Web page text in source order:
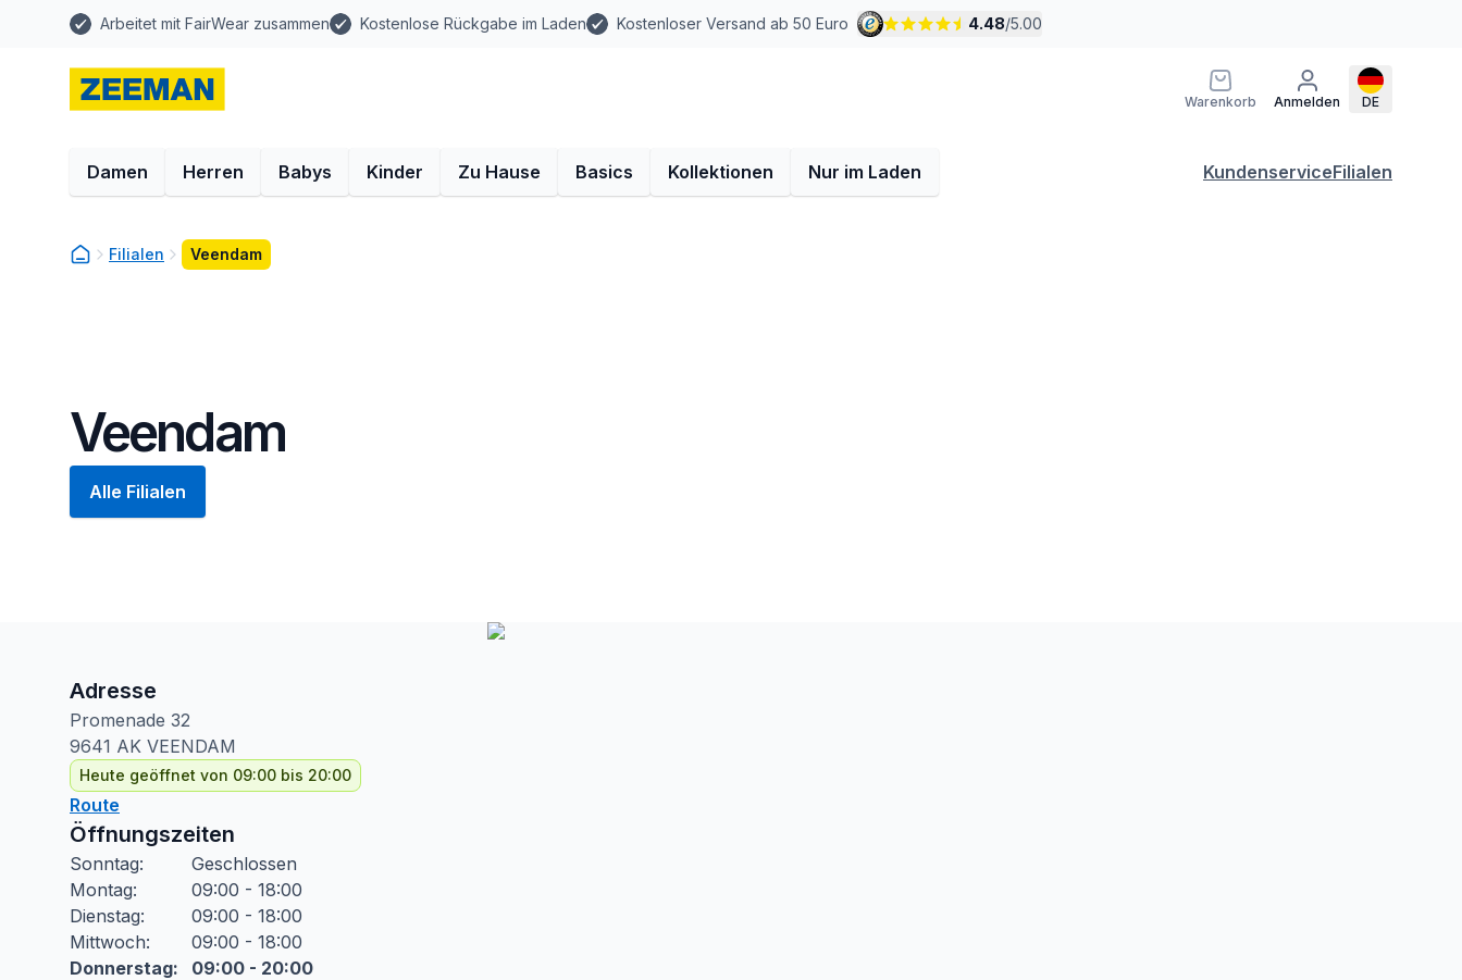
Arbeitet mit FairWear zusammen Kostenlose Rückgabe im Laden Kostenloser Versand ab 50 Euro 4.48/5.00
Warenkorb Anmelden DE
Damen Herren Babys Kinder Zu Hause Basics Kollektionen Nur im Laden KundenserviceFilialen
Filialen Veendam
Veendam
Alle Filialen
Adresse
Promenade 32
9641 AK VEENDAM
Heute geöffnet von 09:00 bis 20:00
Route
Öffnungszeiten
Sonntag:
Geschlossen
Montag:
09:00 - 18:00
Dienstag:
09:00 - 18:00
Mittwoch:
09:00 - 18:00
Donnerstag:
09:00 - 20:00